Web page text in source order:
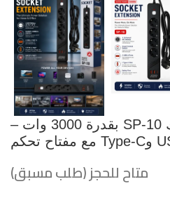
مشترك كهرباء هايبر تك SP-10 بقدرة 3000 وات –
متاح للحجز (طلب مسبق)